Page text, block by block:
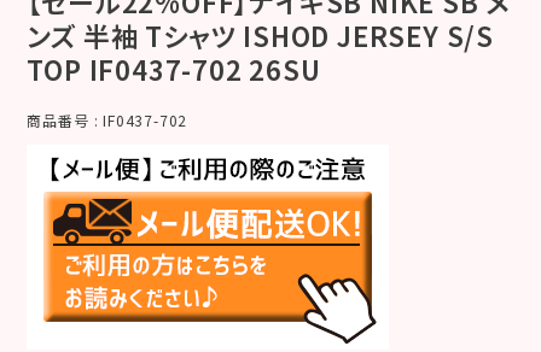
ンズ 半袖 Tシャツ ISHOD JERSEY S/S
TOP IF0437-702 26SU
商品番号 IF0437-702